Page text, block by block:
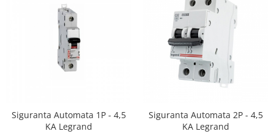
Siguranta Automata 1P - 4,5
KA Legrand
Siguranta Automata 2P - 4,5
KA Legrand